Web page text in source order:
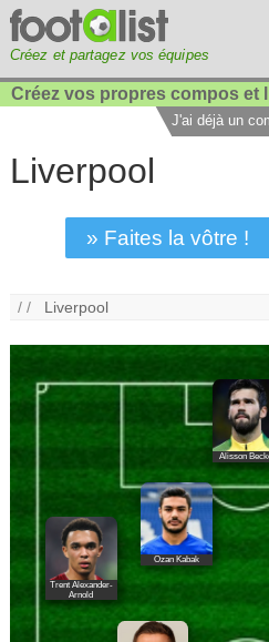
Créez et partagez vos équipes
Créez vos propres compos et
J'ai déjà un
Liverpool
» Faites la vôtre !
/ / Liverpool
Alisson
Trent Alexander-
Arnold
Ozan Kabak